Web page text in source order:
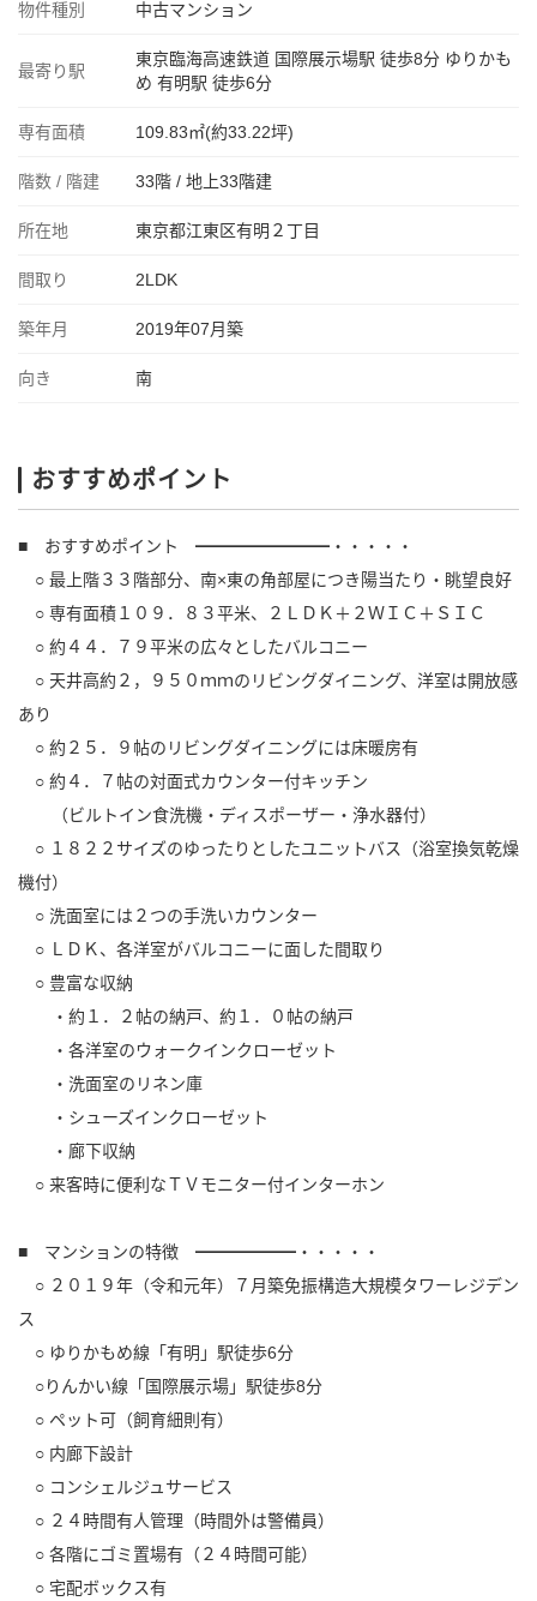
物件種別 中古マンション
最寄り駅
東京臨海高速鉄道 国際展示場駅 徒歩8分 ゆりかも
め 有明駅 徒歩6分
専有面積 109.83㎡(約33.22坪)
階数 / 階建 33階 / 地上33階建
所在地 東京都江東区有明２丁目
間取り 2LDK
築年月 2019年07月築
向き 南
おすすめポイント
■ おすすめポイント ━━━━━━━━・・・・・
○ 最上階３３階部分、南×東の角部屋につき陽当たり・眺望良好
○ 専有面積１０９．８３平米、２ＬＤＫ＋２ＷＩＣ＋ＳＩＣ
○ 約４４．７９平米の広々としたバルコニー
○ 天井高約２，９５０ｍｍのリビングダイニング、洋室は開放感
あり
○ 約２５．９帖のリビングダイニングには床暖房有
○ 約４．７帖の対面式カウンター付キッチン
（ビルトイン食洗機・ディスポーザー・浄水器付）
○ １８２２サイズのゆったりとしたユニットバス（浴室換気乾燥
機付）
○ 洗面室には２つの手洗いカウンター
○ ＬＤＫ、各洋室がバルコニーに面した間取り
○ 豊富な収納
・約１．２帖の納戸、約１．０帖の納戸
・各洋室のウォークインクローゼット
・洗面室のリネン庫
・シューズインクローゼット
・廊下収納
○ 来客時に便利なＴＶモニター付インターホン
■ マンションの特徴 ━━━━━━・・・・・
○ ２０１９年（令和元年）７月築免振構造大規模タワーレジデン
ス
○ ゆりかもめ線「有明」駅徒歩6分
○りんかい線「国際展示場」駅徒歩8分
○ ペット可（飼育細則有）
○ 内廊下設計
○ コンシェルジュサービス
○ ２４時間有人管理（時間外は警備員）
○ 各階にゴミ置場有（２４時間可能）
○ 宅配ボックス有